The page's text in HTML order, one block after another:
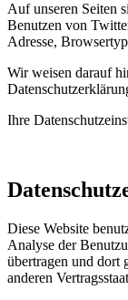
Auf unseren Seiten
Benutzen von
Adresse,
Wir weisen darauf
Ihre
Diese Website
Analyse der
übertragen und dort
anderen